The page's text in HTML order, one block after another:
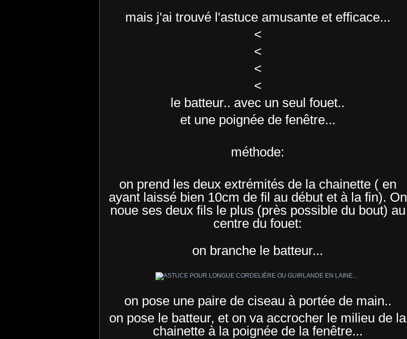
mais j'ai trouvé l'astuce amusante et efficace...
<
<
<
<
le batteur.. avec un seul fouet..
et une poignée de fenêtre...
méthode:
on prend les deux extrémités de la chainette ( en
ayant laissé bien 10cm de fil au début et à la fin). On
noue ses deux fils le plus (près possible du bout) au
centre du fouet:
on branche le batteur...
on pose une paire de ciseau à portée de main..
on pose le batteur, et on va accrocher le milieu de la
chainette à la poignée de la fenêtre...